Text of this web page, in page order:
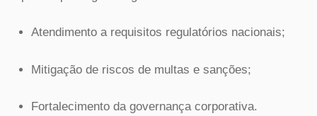
Atendimento a requisitos regulatórios nacionais;
Mitigação de riscos de multas e sanções;
Fortalecimento da governança corporativa.